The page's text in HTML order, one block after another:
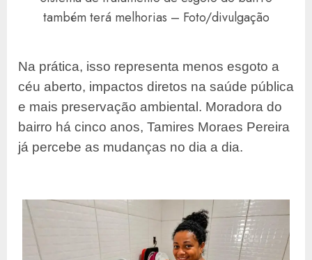
também terá melhorias – Foto/divulgação
Na prática, isso representa menos esgoto a
céu aberto, impactos diretos na saúde pública
e mais preservação ambiental. Moradora do
bairro há cinco anos, Tamires Moraes Pereira
já percebe as mudanças no dia a dia.